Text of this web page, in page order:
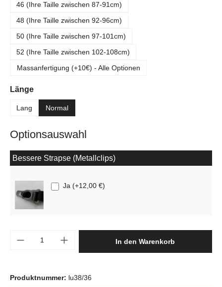
46 (Ihre Taille zwischen 87-91cm)
48 (Ihre Taille zwischen 92-96cm)
50 (Ihre Taille zwischen 97-101cm)
52 (Ihre Taille zwischen 102-108cm)
Massanfertigung (+10€) - Alle Optionen
Längeauswählen
Lang Normal
Optionsauswahl
Bessere Strapse (Metallclips)
Ja (+12,00 €)
Produkt Anzahl: Gib den gewünschten
In den Warenkorb
Produktnummer: lu38/36